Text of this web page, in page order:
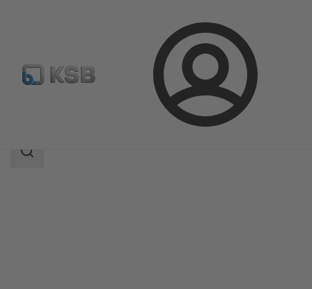
Logg
inn
RPHb/RPHd/RPHbd
Søkeområde